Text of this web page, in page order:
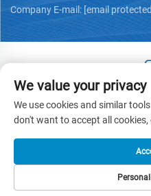
Company E-mail: [email
Copyright © 2025 by Zhejiang
Zásady ochrany osobních
We value your privacy
We use cookies and similar
don't want to accept all cookies,